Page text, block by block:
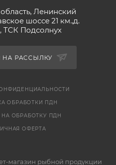
Ленинский
шоссе 21 км.,д.
ТСК Подсолнух
РАССЫЛКУ
ОБРАБОТКИ ПДН
НА ОБРАБОТКУ ПДН
ОФЕРТА
магазин рыбной продукции